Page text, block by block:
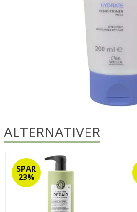
ALTERNATIVER
SPAR
23%